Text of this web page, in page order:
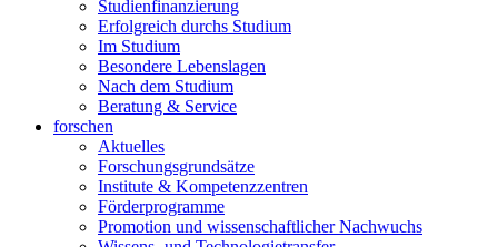
Studienfinanzierung
Erfolgreich durchs Studium
Im Studium
Besondere Lebenslagen
Nach dem Studium
Beratung & Service
forschen
Aktuelles
Forschungsgrundsätze
Institute & Kompetenzzentren
Förderprogramme
Promotion und wissenschaftlicher Nachwuchs